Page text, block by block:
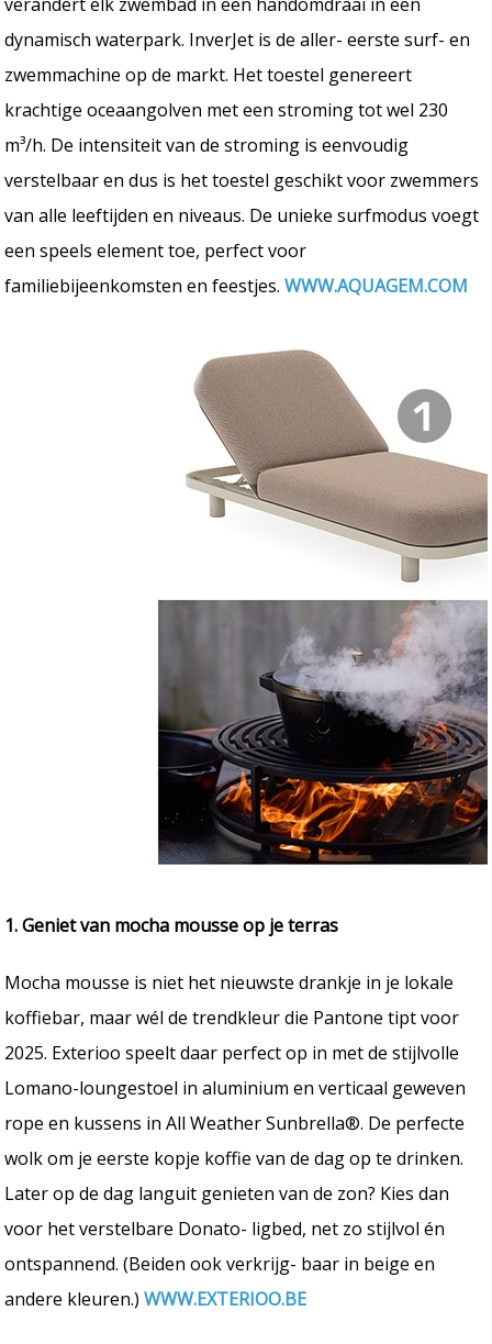
dynamisch waterpark. InverJet is de aller- eerste surf- en
zwemmachine op de markt. Het toestel genereert
krachtige oceaangolven met een stroming tot wel 230
m³/h. De intensiteit van de stroming is eenvoudig
verstelbaar en dus is het toestel geschikt voor zwemmers
van alle leeftijden en niveaus. De unieke surfmodus voegt
een speels element toe, perfect voor
familiebijeenkomsten en feestjes.WWW.AQUAGEM.COM
1. Geniet van mocha mousse op je terras
Mocha mousse is niet het nieuwste drankje in je lokale
koffiebar, maar wél de trendkleur die Pantone tipt voor
2025. Exterioo speelt daar perfect op in met de stijlvolle
Lomano-loungestoel in aluminium en verticaal geweven
rope en kussens in All Weather Sunbrella®. De perfecte
wolk om je eerste kopje koffie van de dag op te drinken.
Later op de dag languit genieten van de zon? Kies dan
voor het verstelbare Donato- ligbed, net zo stijlvol én
ontspannend. (Beiden ook verkrijg- baar in beige en
andere kleuren.)WWW.EXTERIOO.BE